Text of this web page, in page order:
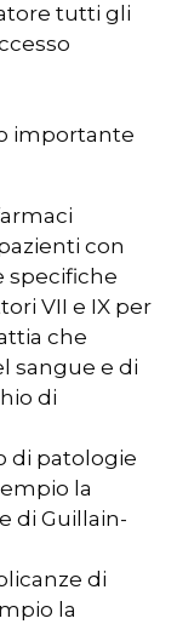
tutti gli
importante
con
specifiche
VII e IX per
che
sangue e di
di
di patologie
la
di Guillain-
di
la